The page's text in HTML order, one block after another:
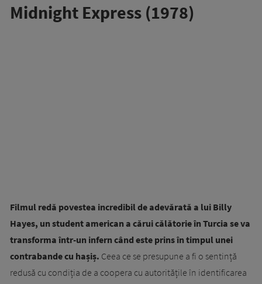
Midnight Express (1978)
Filmul redă povestea incredibil de adevărată a lui Billy
Hayes, un student american a cărui călătorie în Turcia se va
transforma într-un infern când este prins în timpul unei
contrabande cu hașiș. Ceea ce se presupune a fi o sentință
redusă cu condiția de a coopera cu autoritățile în identificarea